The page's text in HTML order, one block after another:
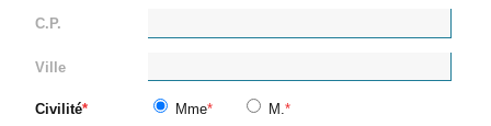
C.P.
Ville
Civilité Mme M.